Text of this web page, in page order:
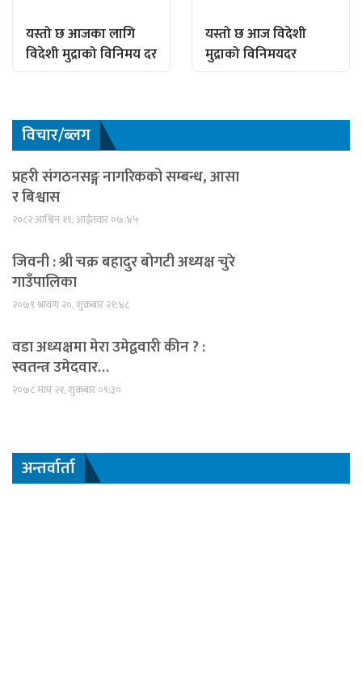
यस्तो छ आजका लागि
विदेशी मुद्राको विनिमय दर
यस्तो छ आज विदेशी
मुद्राको विनिमयदर
विचार/ब्लग
प्रहरी संगठनसङ्ग नागरिकको सम्बन्ध, आसा
र बिश्वास
२०८२ आश्विन १९, आईतवार ०७:४५
जिवनी : श्री चक्र बहादुर बोगटी अध्यक्ष चुरे
गाउँपालिका
२०७९ श्रावण २०, शुक्रबार २१:४८
वडा अध्यक्षमा मेरा उमेद्ववारी कीन ? :
स्वतन्त्र उमेदवार…
२०७८ माघ २१, शुक्रबार ०९:३०
अन्तर्वार्ता